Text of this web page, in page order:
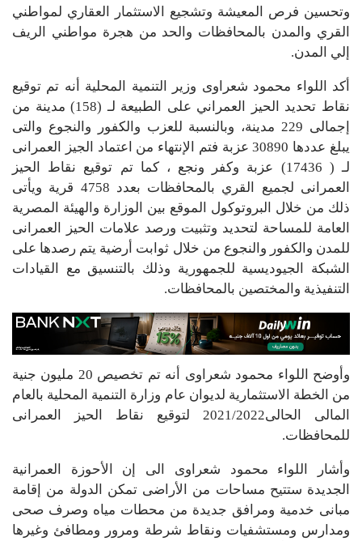
وتحسين فرص المعيشة وتشجيع الاستثمار العقاري لمواطني
القري والمدن بالمحافظات والحد من هجرة مواطني الريف
إلي المدن.
أكد اللواء محمود شعراوى وزير التنمية المحلية أنه تم توقيع
نقاط تحديد الحيز العمراني على الطبيعة لـ (158) مدينة من
إجمالى 229 مدينة، وبالنسبة للعزب والكفور والنجوع والتى
يبلغ عددها 30890 عزبة فتم الإنتهاء من اعتماد الجيز العمرانى
لـ ( 17436) عزبة وكفر ونجع ، كما تم توقيع نقاط الحيز
العمرانى لجميع القري بالمحافظات بعدد 4758 قرية ويأتى
ذلك من خلال البروتوكول الموقع بين الوزارة والهيئة المصرية
العامة للمساحة لتحديد وتثبيت ورصد علامات الحيز العمرانى
للمدن والكفور والنجوع من خلال ثوابت أرضية يتم رصدها على
الشبكة الجيوديسية للجمهورية وذلك بالتنسيق مع القيادات
التنفيذية والمختصين بالمحافظات.
وأوضح اللواء محمود شعراوى أنه تم تخصيص 20 مليون جنية
من الخطة الاستثمارية لديوان عام وزارة التنمية المحلية بالعام
المالى الحالى2021/2022 لتوقيع نقاط الحيز العمرانى
للمحافظات.
وأشار اللواء محمود شعراوى الى إن الأحوزة العمرانية
الجديدة ستتيح مساحات من الأراضى تمكن الدولة من إقامة
مبانى خدمية ومرافق جديدة من محطات مياه وصرف صحى
ومدارس ومستشفيات ونقاط شرطة ومرور ومطافئ وغيرها